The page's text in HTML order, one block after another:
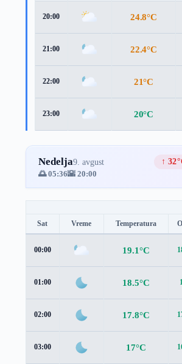
20:00 24.8°C
21:00 22.4°C
22:00 21°C
23:00 20°C
Nedelja9. avgust ↑
🌅 05:36🌇 20:00
Sat Vreme Temperatura
00:00 19.1°C
01:00 18.5°C
02:00 17.8°C
03:00 17°C